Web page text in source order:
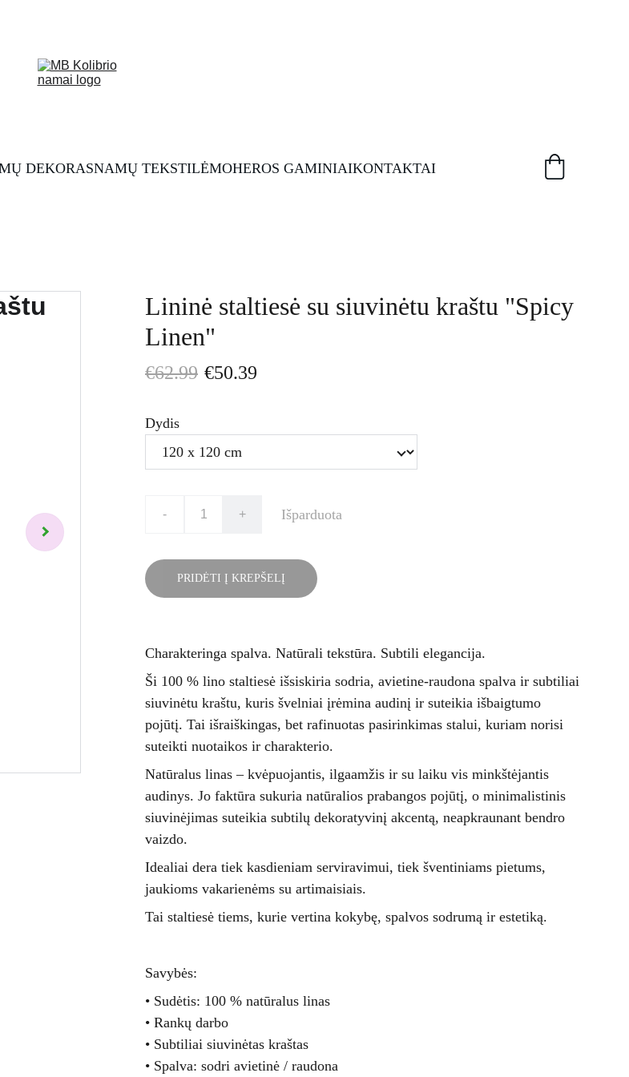
DEKORASNAMŲ TEKSTILĖMOHEROS GAMINIAIKONTAKTAI
Lininė staltiesė su siuvinėtu kraštu "Spicy
Linen"
€62.99 €50.39
Dydis
- + Išparduota
PRIDĖTI Į KREPŠELĮ
Charakteringa spalva. Natūrali tekstūra. Subtili elegancija.
Ši 100 % lino staltiesė išsiskiria sodria, avietine-raudona spalva ir subtiliai
siuvinėtu kraštu, kuris švelniai įrėmina audinį ir suteikia išbaigtumo
pojūtį. Tai išraiškingas, bet rafinuotas pasirinkimas stalui, kuriam norisi
suteikti nuotaikos ir charakterio.
Natūralus linas – kvėpuojantis, ilgaamžis ir su laiku vis minkštėjantis
audinys. Jo faktūra sukuria natūralios prabangos pojūtį, o minimalistinis
siuvinėjimas suteikia subtilų dekoratyvinį akcentą, neapkraunant bendro
vaizdo.
Idealiai dera tiek kasdieniam serviravimui, tiek šventiniams pietums,
jaukioms vakarienėms su artimaisiais.
Tai staltiesė tiems, kurie vertina kokybę, spalvos sodrumą ir estetiką.
Savybės:
• Sudėtis: 100 % natūralus linas
• Rankų darbo
• Subtiliai siuvinėtas kraštas
• Spalva: sodri avietinė / raudona